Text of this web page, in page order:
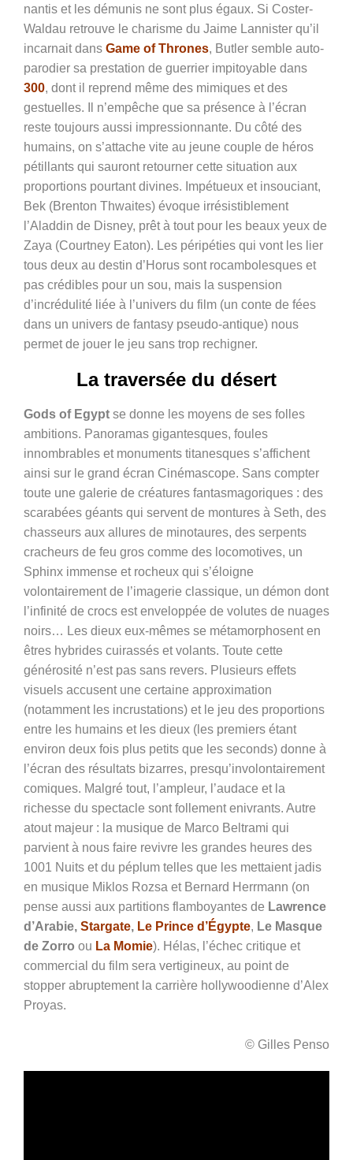
nantis et les démunis ne sont plus égaux. Si Coster-
Waldau retrouve le charisme du Jaime Lannister qu’il
incarnait dans Game of Thrones, Butler semble auto-
parodier sa prestation de guerrier impitoyable dans
300, dont il reprend même des mimiques et des
gestuelles. Il n’empêche que sa présence à l’écran
reste toujours aussi impressionnante. Du côté des
humains, on s’attache vite au jeune couple de héros
pétillants qui sauront retourner cette situation aux
proportions pourtant divines. Impétueux et insouciant,
Bek (Brenton Thwaites) évoque irrésistiblement
l’Aladdin de Disney, prêt à tout pour les beaux yeux de
Zaya (Courtney Eaton). Les péripéties qui vont les lier
tous deux au destin d’Horus sont rocambolesques et
pas crédibles pour un sou, mais la suspension
d’incrédulité liée à l’univers du film (un conte de fées
dans un univers de fantasy pseudo-antique) nous
permet de jouer le jeu sans trop rechigner.
La traversée du désert
Gods of Egypt se donne les moyens de ses folles
ambitions. Panoramas gigantesques, foules
innombrables et monuments titanesques s’affichent
ainsi sur le grand écran Cinémascope. Sans compter
toute une galerie de créatures fantasmagoriques : des
scarabées géants qui servent de montures à Seth, des
chasseurs aux allures de minotaures, des serpents
cracheurs de feu gros comme des locomotives, un
Sphinx immense et rocheux qui s’éloigne
volontairement de l’imagerie classique, un démon dont
l’infinité de crocs est enveloppée de volutes de nuages
noirs… Les dieux eux-mêmes se métamorphosent en
êtres hybrides cuirassés et volants. Toute cette
générosité n’est pas sans revers. Plusieurs effets
visuels accusent une certaine approximation
(notamment les incrustations) et le jeu des proportions
entre les humains et les dieux (les premiers étant
environ deux fois plus petits que les seconds) donne à
l’écran des résultats bizarres, presqu’involontairement
comiques. Malgré tout, l’ampleur, l’audace et la
richesse du spectacle sont follement enivrants. Autre
atout majeur : la musique de Marco Beltrami qui
parvientà nous faire revivre les grandes heures des
1001 Nuits et du péplum telles que les mettaient jadis
en musique Miklos Rozsa et Bernard Herrmann (on
pense aussi aux partitions flamboyantes de Lawrence
d’Arabie, Stargate, Le Prince d’Égypte, Le Masque
de Zorro ou La Momie). Hélas, l’échec critique et
commercial du film sera vertigineux, au point de
stopper abruptement la carrière hollywoodienne d’Alex
Proyas.
© Gilles Penso